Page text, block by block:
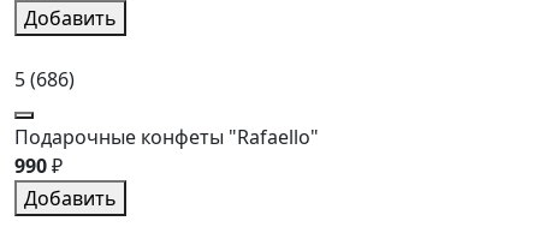
Добавить
5(686)
Подарочные конфеты "Rafaello"
990₽
Добавить